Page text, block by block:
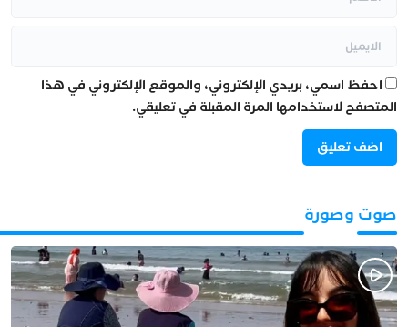
احفظ اسمي، بريدي الإلكتروني، والموقع الإلكتروني في هذا
المتصفح لاستخدامها المرة المقبلة في تعليقي.
صوت وصورة